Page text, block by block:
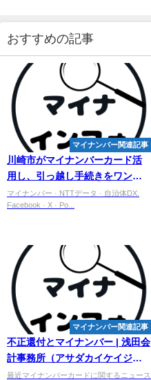
おすすめの記事
マイナンバー関連記事
川崎市がマイナンバーカード活
用し、引っ越し手続きをワンス
トップで可能に NTTデータが ...
マイナンバー · NTTデータ · 自治体DX.
Facebook · X · Po...
マイナンバー関連記事
不正還付と マイナンバー | 浅田会
計事務所（アサダカイケイジム
ショ）
最近マイナンバーカードに関するニュース